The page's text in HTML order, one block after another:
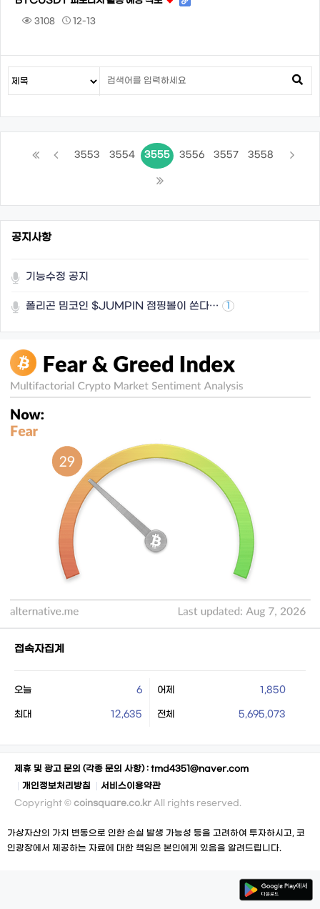
3108 12-13
3553 3554 3555 3556 3557 3558
공지사항
기능수정 공지
폴리곤 밈코인 $JUMPIN 점핑볼이 쏜다… 1
접속자집계
오늘 6 어제 1,850
최대 12,635 전체 5,695,073
제휴 및 광고 문의 (각종 문의 사항) : tmd4351@naver.com
개인정보처리방침
서비스이용약관
Copyright © coinsquare.co.kr All rights reserved.
가상자산의 가치 변동으로 인한 손실 발생 가능성 등을 고려하여 투자하시고, 코
인광장에서 제공하는 자료에 대한 책임은 본인에게 있음을 알려드립니다.